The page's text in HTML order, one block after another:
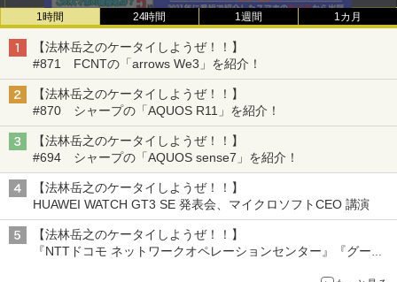
1時間 24時間 1週間 1カ月
【法林岳之のケータイしようぜ！！】
#871 FCNTの「arrows We3」を紹介！
【法林岳之のケータイしようぜ！！】
#870 シャープの「AQUOS R11」を紹介！
【法林岳之のケータイしようぜ！！】
#694 シャープの「AQUOS sense7」を紹介！
【法林岳之のケータイしようぜ！！】
HUAWEI WATCH GT3 SE 発表会、マイクロソフトCEO 講演
【法林岳之のケータイしようぜ！！】
『NTTドコモ ネットワークオペレーションセンター』『グーグ